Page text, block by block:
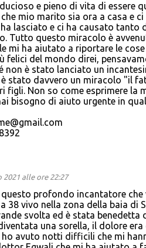
e pieno di vita di essere
mio marito sia ora a casa e
lasciato e ci ha causato
Tutto questo miracolo è
mi ha aiutato a riportare le
felici del mondo direi,
non è stato lanciato un
stato davvero un miracolo "il
figli. Non so come esprimere la
bisogno di aiuto urgente in
2021 alle ore 22:27
profondo incantatore che
38 vivo nella zona della baia di
svolta ed è stata
una sorella, il dolore
avuto notti difficili che mi